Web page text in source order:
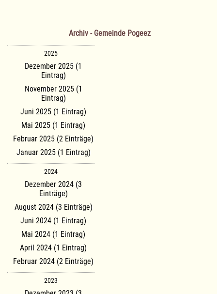
Archiv - Gemeinde Pogeez
2025
Dezember 2025 (1
Eintrag)
November 2025 (1
Eintrag)
Juni 2025 (1 Eintrag)
Mai 2025 (1 Eintrag)
Februar 2025 (2 Einträge)
Januar 2025 (1 Eintrag)
2024
Dezember 2024 (3
Einträge)
August 2024 (3 Einträge)
Juni 2024 (1 Eintrag)
Mai 2024 (1 Eintrag)
April 2024 (1 Eintrag)
Februar 2024 (2 Einträge)
2023